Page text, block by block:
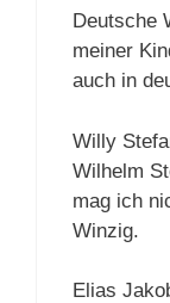
Deutsche
meiner
auch in
Willy
Wilhelm
mag ich
Winzig.
Elias